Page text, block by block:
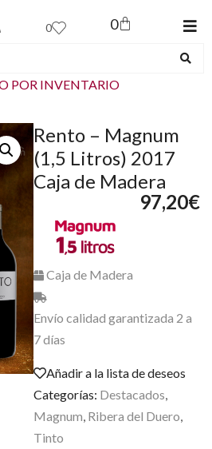
0 0
POR INVENTARIO
Rento – Magnum
(1,5 Litros) 2017
Caja de Madera
97,20€
Caja de Madera
Envío calidad garantizada 2 a
7 días
Añadir a la lista de deseos
Categorías: Destacados,
Magnum, Ribera del Duero,
Tinto